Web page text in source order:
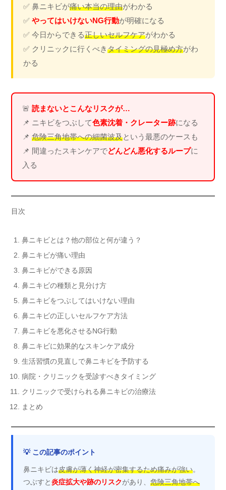
✅ 鼻ニキビが痛い本当の理由がわかる
✅ やってはいけないNG行動が明確になる
✅ 今日からできる正しいセルフケアがわかる
✅ クリニックに行くべきタイミングの見極め方がわ
かる
🚨 読まないとこんなリスクが…
📌 ニキビをつぶして色素沈着・クレーター跡になる
📌 危険三角地帯への細菌波及という最悪のケースも
📌 間違ったスキンケアでどんどん悪化するループに
入る
目次
鼻ニキビとは？他の部位と何が違う？
鼻ニキビが痛い理由
鼻ニキビができる原因
鼻ニキビの種類と見分け方
鼻ニキビをつぶしてはいけない理由
鼻ニキビの正しいセルフケア方法
鼻ニキビを悪化させるNG行動
鼻ニキビに効果的なスキンケア成分
生活習慣の見直しで鼻ニキビを予防する
病院・クリニックを受診すべきタイミング
クリニックで受けられる鼻ニキビの治療法
まとめ
💡 この記事のポイント
鼻ニキビは皮膚が薄く神経が密集するため痛みが強い。
つぶすと炎症拡大や跡のリスクがあり、 危険三角地帯へ